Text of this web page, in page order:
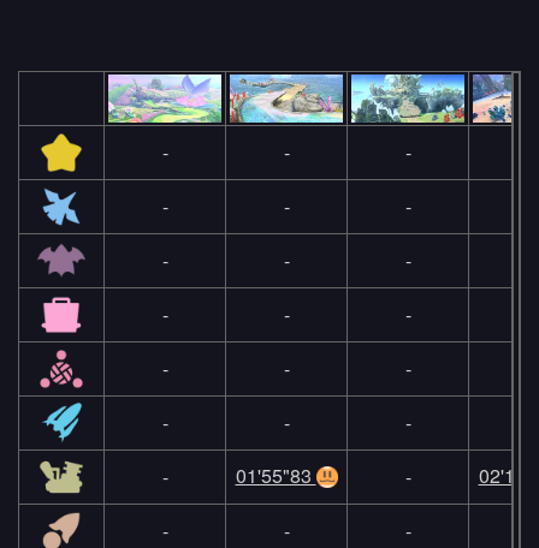
- - -
-
- -
-
- -
-
- -
-
- -
-
- -
-
01'55"83 -
-
- -